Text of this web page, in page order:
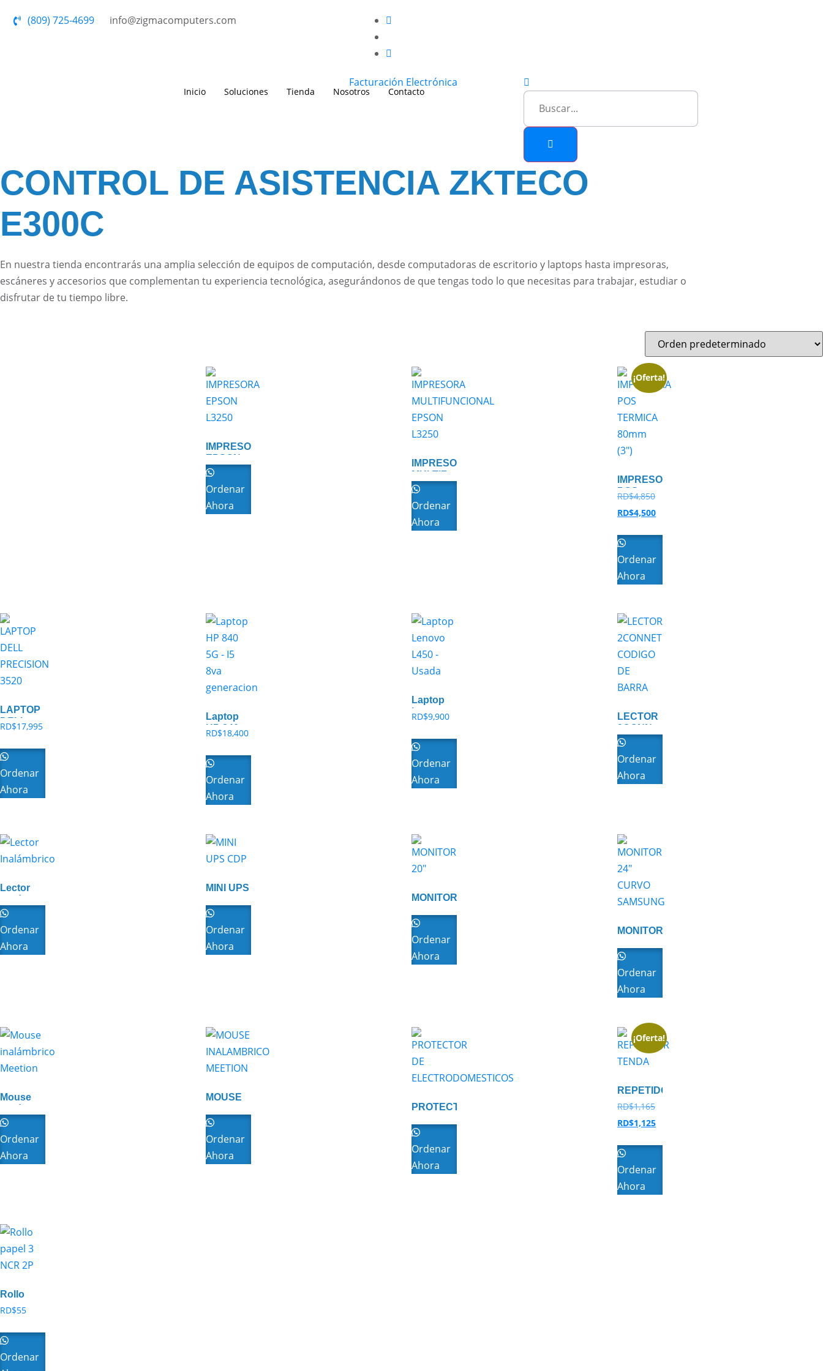
(809) 725-4699 info@zigmacomputers.com
Inicio Soluciones Tienda Nosotros Contacto
Facturación Electrónica
CONTROL DE ASISTENCIA ZKTECO
E300C
En nuestra tienda encontrarás una amplia selección de equipos de computación, desde computadoras de escritorio y laptops hasta impresoras,
escáneres y accesorios que complementan tu experiencia tecnológica, asegurándonos de que tengas todo lo que necesitas para trabajar, estudiar o
disfrutar de tu tiempo libre.
IMPRESORA
EPSON
L3250
Ordenar
Ahora
IMPRESORA
MULTIFUNCIONAL
EPSON
Ordenar
Ahora
¡Oferta!
IMPRESORA
POS
TERMICA
80mm
RD$4,850
RD$4,500
Ordenar
Ahora
LAPTOP
DELL
PRECISION
RD$17,995
Ordenar
Ahora
Laptop
HP 840
5G – I5
generacion
RD$18,400
Ordenar
Ahora
Laptop
Lenovo
L450 –
RD$9,900
Ordenar
Ahora
LECTOR
CODIGO
BARRA
Ordenar
Ahora
Lector
Ordenar
Ahora
MINI UPS
Ordenar
Ahora
MONITOR
Ordenar
Ahora
MONITOR
CURVO
Ordenar
Ahora
Mouse
Meetion
Ordenar
Ahora
MOUSE
MEETION
Ordenar
Ahora
PROTECTOR
ELECTRODOMESTICOS
Ordenar
Ahora
¡Oferta!
REPETIDOR
TENDA
RD$1,165
RD$1,125
Ordenar
Ahora
Rollo
papel 3
NCR 2P
RD$55
Ordenar